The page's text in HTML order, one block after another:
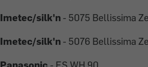
Imetec/silk'n - 5075 Bellissima
Imetec/silk'n - 5076 Bellissima